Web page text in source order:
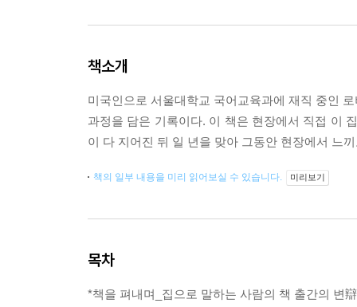
책소개
미국인으로 서울대학교 국어교육과에 재직 중인
과정을 담은 기록이다. 이 책은 현장에서 직접 이
이 다 지어진 뒤 일 년을 맞아 그동안 현장에서 느
책의 일부 내용을 미리 읽어보실 수 있습니다. 미리보기
목차
*책을 펴내며_집으로 말하는 사람의 책 출간의 변辯